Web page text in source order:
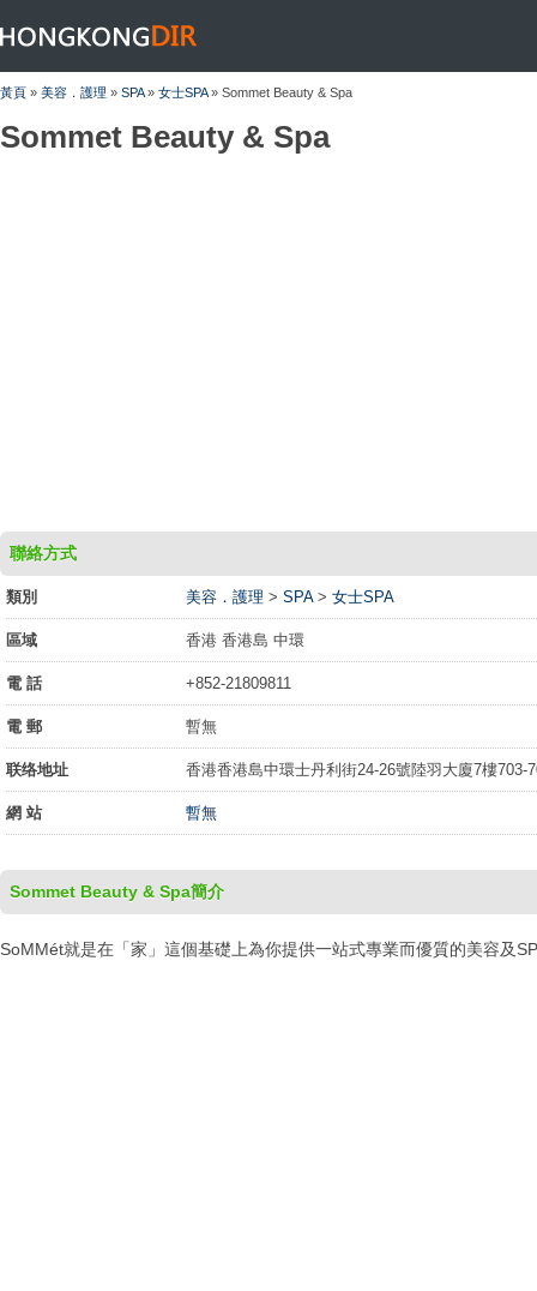
HONGKONGDIR
黃頁 » 美容．護理 » SPA» 女士SPA» Sommet Beauty & Spa
Sommet Beauty & Spa
聯絡方式
類別 美容．護理 > SPA> 女士SPA
區域 香港 香港島 中環
電 話 +852-21809811
電 郵 暫無
联络地址 香港香港島中環士丹利街24-26號陸羽大廈7樓703-
網 站 暫無
Sommet Beauty & Spa簡介
SoMMét就是在「家」這個基礎上為你提供一站式專業而優質的美容及